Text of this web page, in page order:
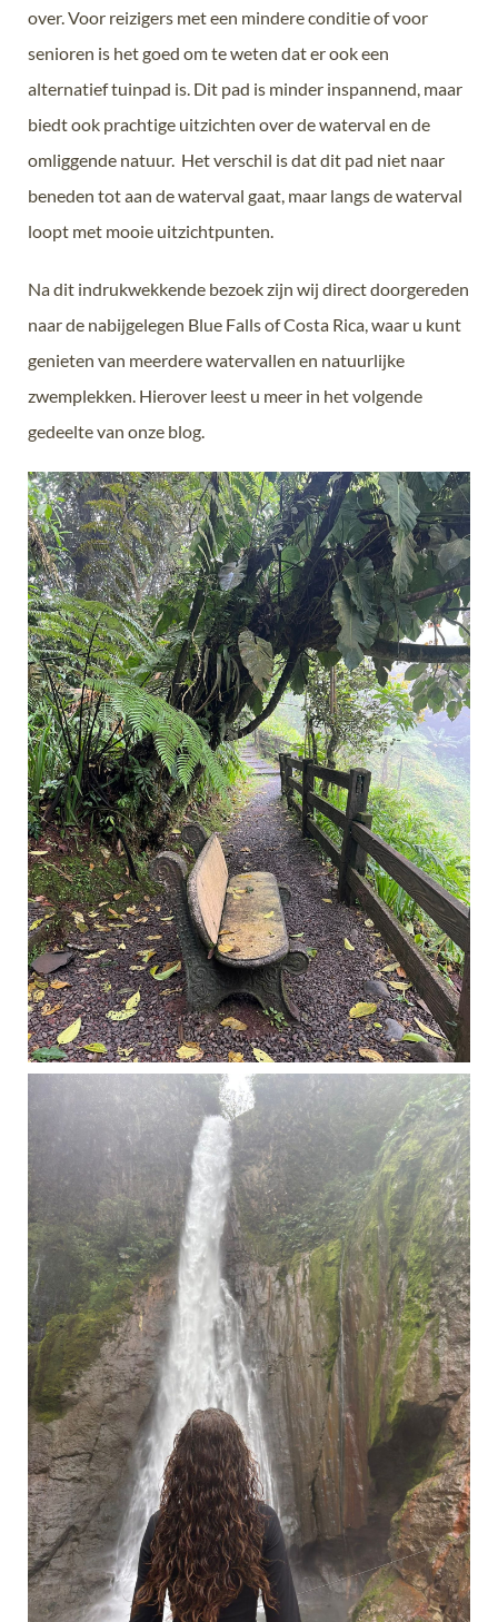
over. Voor reizigers met een mindere conditie of voor
senioren is het goed om te weten dat er ook een
alternatief tuinpad is. Dit pad is minder inspannend, maar
biedt ook prachtige uitzichten over de waterval en de
omliggende natuur. Het verschil is dat dit pad niet naar
beneden tot aan de waterval gaat, maar langs de waterval
loopt met mooie uitzichtpunten.
Na dit indrukwekkende bezoek zijn wij direct doorgereden
naar de nabijgelegen Blue Falls of Costa Rica, waar u kunt
genieten van meerdere watervallen en natuurlijke
zwemplekken. Hierover leest u meer in het volgende
gedeelte van onze blog.